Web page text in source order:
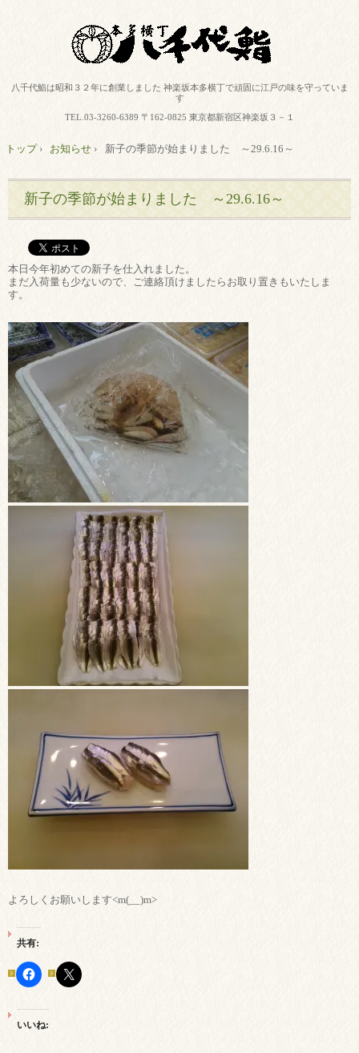
八千代鮨は昭和３２年に創業しました 神楽坂本多横丁で頑固に江戸の味を守っていま
す
TEL. 03-3260-6389 〒162-0825 東京都新宿区神楽坂３－１
トップ› お知らせ › 新子の季節が始まりました ～29.6.16～
新子の季節が始まりました ～29.6.16～
本日今年初めての新子を仕入れました。
まだ入荷量も少ないので、ご連絡頂けましたらお取り置きもいたしま
す。
よろしくお願いします<m(__)m>
共有:
いいね: